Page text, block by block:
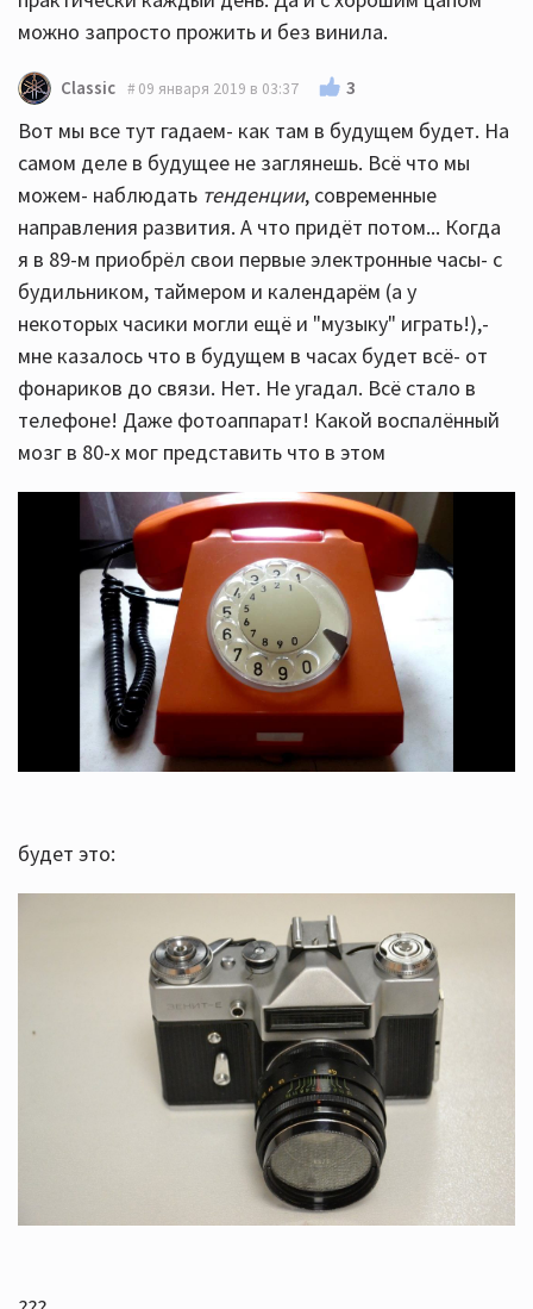
можно запросто прожить и без винила.
Classic 09 января 2019 в 03:37 3
Вот мы все тут гадаем- как там в будущем будет. На
самом деле в будущее не заглянешь. Всё что мы
можем- наблюдать тенденции, современные
направления развития. А что придёт потом... Когда
я в 89-м приобрёл свои первые электронные часы- с
будильником, таймером и календарём (а у
некоторых часики могли ещё и "музыку" играть!),-
мне казалось что в будущем в часах будет всё- от
фонариков до связи. Нет. Не угадал. Всё стало в
телефоне! Даже фотоаппарат! Какой воспалённый
мозг в 80-х мог представить что в этом
будет это: